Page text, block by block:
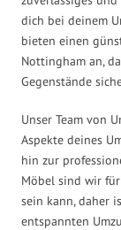
dich bei deinem
bieten einen
Nottingham an,
Gegenstände
Unser Team von
Aspekte deines
hin zur
Möbel sind wir
sein kann, daher
entspannten